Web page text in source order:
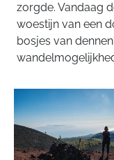
zorgde. Vandaag
woestijn van een
bosjes van